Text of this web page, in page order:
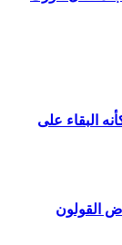
البقاء على
القولون